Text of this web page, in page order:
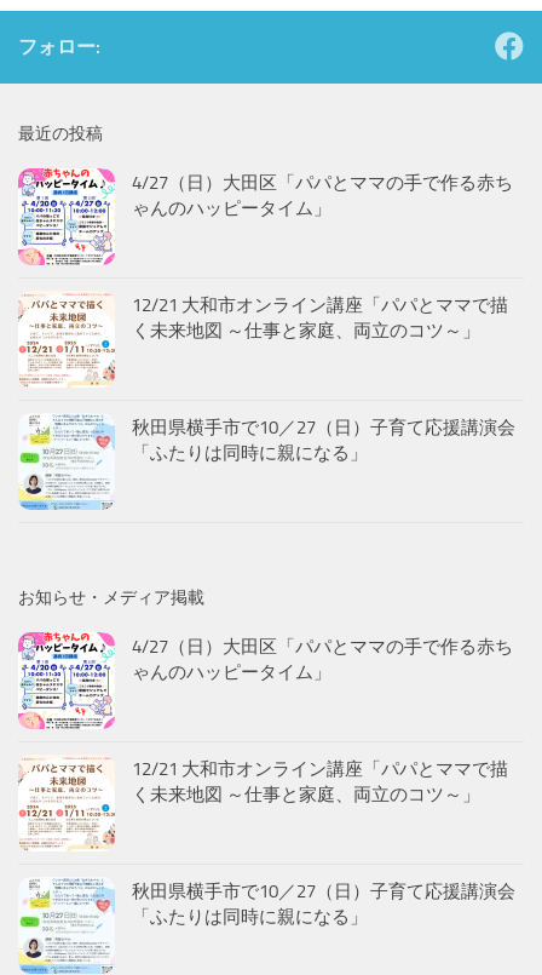
フォロー:
最近の投稿
4/27（日）大田区「パパとママの手で作る赤ち
ゃんのハッピータイム」
12/21 大和市オンライン講座「パパとママで描
く未来地図 ～仕事と家庭、両立のコツ～」
秋田県横手市で10／27（日）子育て応援講演会
「ふたりは同時に親になる」
お知らせ・メディア掲載
4/27（日）大田区「パパとママの手で作る赤ち
ゃんのハッピータイム」
12/21 大和市オンライン講座「パパとママで描
く未来地図 ～仕事と家庭、両立のコツ～」
秋田県横手市で10／27（日）子育て応援講演会
「ふたりは同時に親になる」